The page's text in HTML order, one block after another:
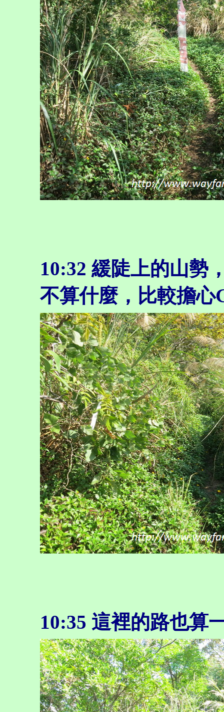
10:32 緩陡上的山勢
不算什麼，比較擔心
10:35 這裡的路也算